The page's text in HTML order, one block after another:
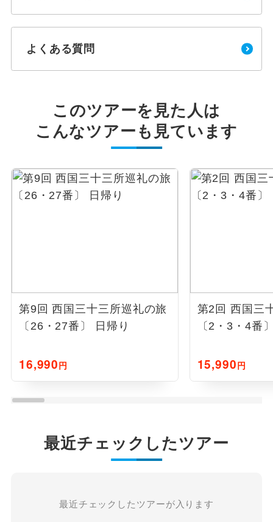
よくある質問
このツアーを見た人は
こんなツアーも見ています
第9回 西国三十三所巡礼の旅
〔26・27番〕 日帰り
16,990円
第2回 西国三
〔2・3・4番
15,990円
最近チェックしたツアー
最近チェックしたツアーが入ります